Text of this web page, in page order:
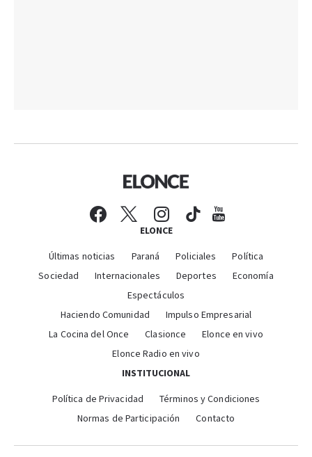
ELONCE
Últimas noticias Paraná Policiales
Política
Sociedad
Internacionales Deportes
Economía
Espectáculos
Haciendo Comunidad
Impulso Empresarial
La Cocina del Once
Clasionce
Elonce en vivo
Elonce Radio en vivo
INSTITUCIONAL
Política de Privacidad
Términos y Condiciones
Normas de Participación
Contacto